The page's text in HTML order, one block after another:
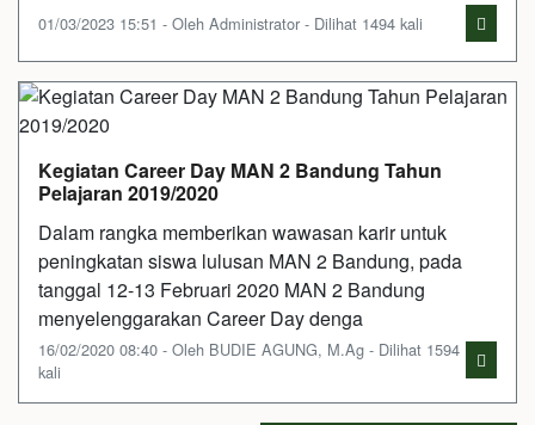
01/03/2023 15:51 - Oleh Administrator - Dilihat 1494 kali
Kegiatan Career Day MAN 2 Bandung Tahun
Pelajaran 2019/2020
Dalam rangka memberikan wawasan karir untuk
peningkatan siswa lulusan MAN 2 Bandung, pada
tanggal 12-13 Februari 2020 MAN 2 Bandung
menyelenggarakan Career Day denga
16/02/2020 08:40 - Oleh BUDIE AGUNG, M.Ag - Dilihat 1594
kali